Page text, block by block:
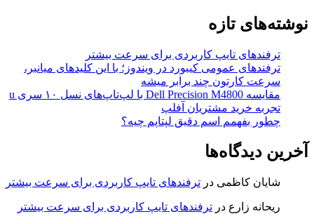
نوشته‌های تازه
ترفندهای تایپ کاربردی برای سرعت بیشتر
ترفندهای عمومی کیبورد در ویندوز؛ با این کلیدهای میانبر،
سرعت کارتون چند برابر میشه
مقایسه Dell Precision M4800 با لپ‌تاپ‌های نسل ۱۰ سری u
تجربه خرید مشتریان آفلپ
چطور بفهمم اسم دقیق لپتاپم چیه؟
آخرین دیدگاه‌ها
شایان کاظمی در ترفندهای تایپ کاربردی برای سرعت بیشتر
ریحانه زارع در ترفندهای تایپ کاربردی برای سرعت بیشتر